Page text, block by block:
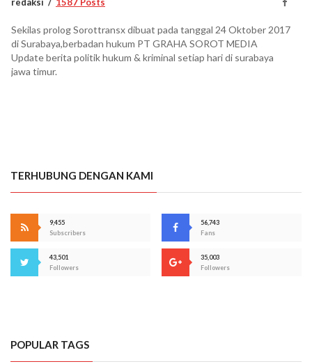
Sekilas prolog Sorottransx dibuat pada tanggal 24 Oktober 2017
di Surabaya,berbadan hukum PT GRAHA SOROT MEDIA
Update berita politik hukum & kriminal setiap hari di surabaya
jawa timur.
TERHUBUNG DENGAN KAMI
9,455
Subscribers
56,743
Fans
43,501
Followers
35,003
Followers
POPULAR TAGS